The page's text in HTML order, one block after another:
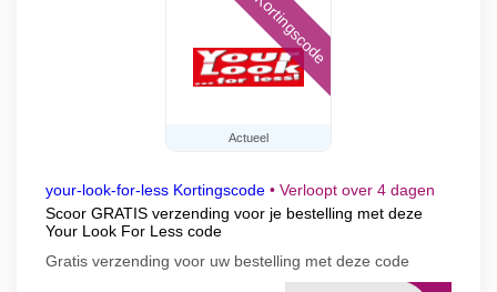
Actueel
Kortingscode
your-look-for-less Kortingscode • Verloopt over 4 dagen
Scoor GRATIS verzending voor je bestelling met deze
Your Look For Less code
Gratis verzending voor uw bestelling met deze code